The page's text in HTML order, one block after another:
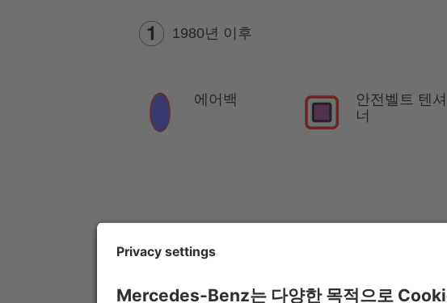
1980년 이후
에어백
안전벨트 텐셔
너
참고 사항:자세한 내용은